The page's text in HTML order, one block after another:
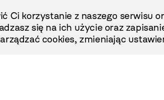
Ci korzystanie z naszego serwisu
się na ich użycie oraz
cookies, zmieniając